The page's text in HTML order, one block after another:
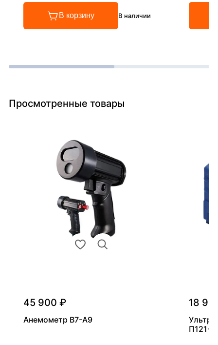
В корзину В наличии
Просмотренные товары
45 900 ₽
Анемометр В7-А9
18
П121-